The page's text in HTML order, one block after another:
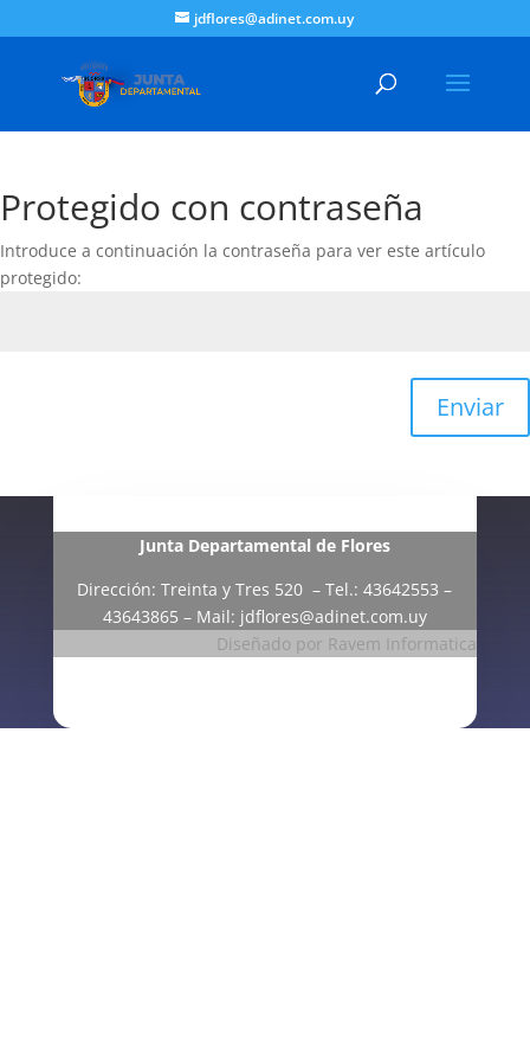
jdflores@adinet.com.uy
Protegido con contraseña
Introduce a continuación la contraseña para ver este artículo
protegido:
Enviar
Junta Departamental de Flores
Dirección: Treinta y Tres 520 – Tel.: 43642553 –
43643865 – Mail: jdflores@adinet.com.uy
Diseñado por Ravem Informatica